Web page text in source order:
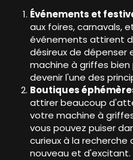
Événements et
aux foires, carnavals,
événements attirent
désireux de dépenser
machine à griffes
devenir l'une des
Boutiques
attirer beaucoup
votre machine à
vous pouvez puiser
curieux à la
nouveau et d'excitant.